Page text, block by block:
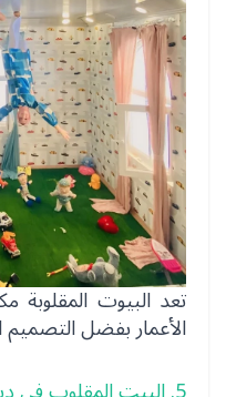
تعد البيوت المقلوبة
الأعمار بفضل التصميم